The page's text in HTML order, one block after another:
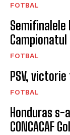
FOTBAL
FOTBAL
PSV,
FOTBAL
Honduras
CONCACAF